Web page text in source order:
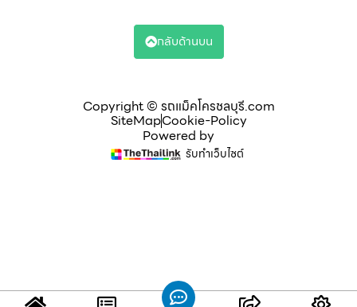
Copyright © รถแม็คโครชลบุรี.com
SiteMapCookie-Policy
Powered by
รับทำเว็บไซต์
กลับด้านบน